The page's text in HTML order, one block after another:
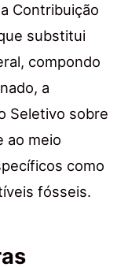
Contribuição
substitui
compondo
a
Seletivo sobre
ao meio
como
fósseis.